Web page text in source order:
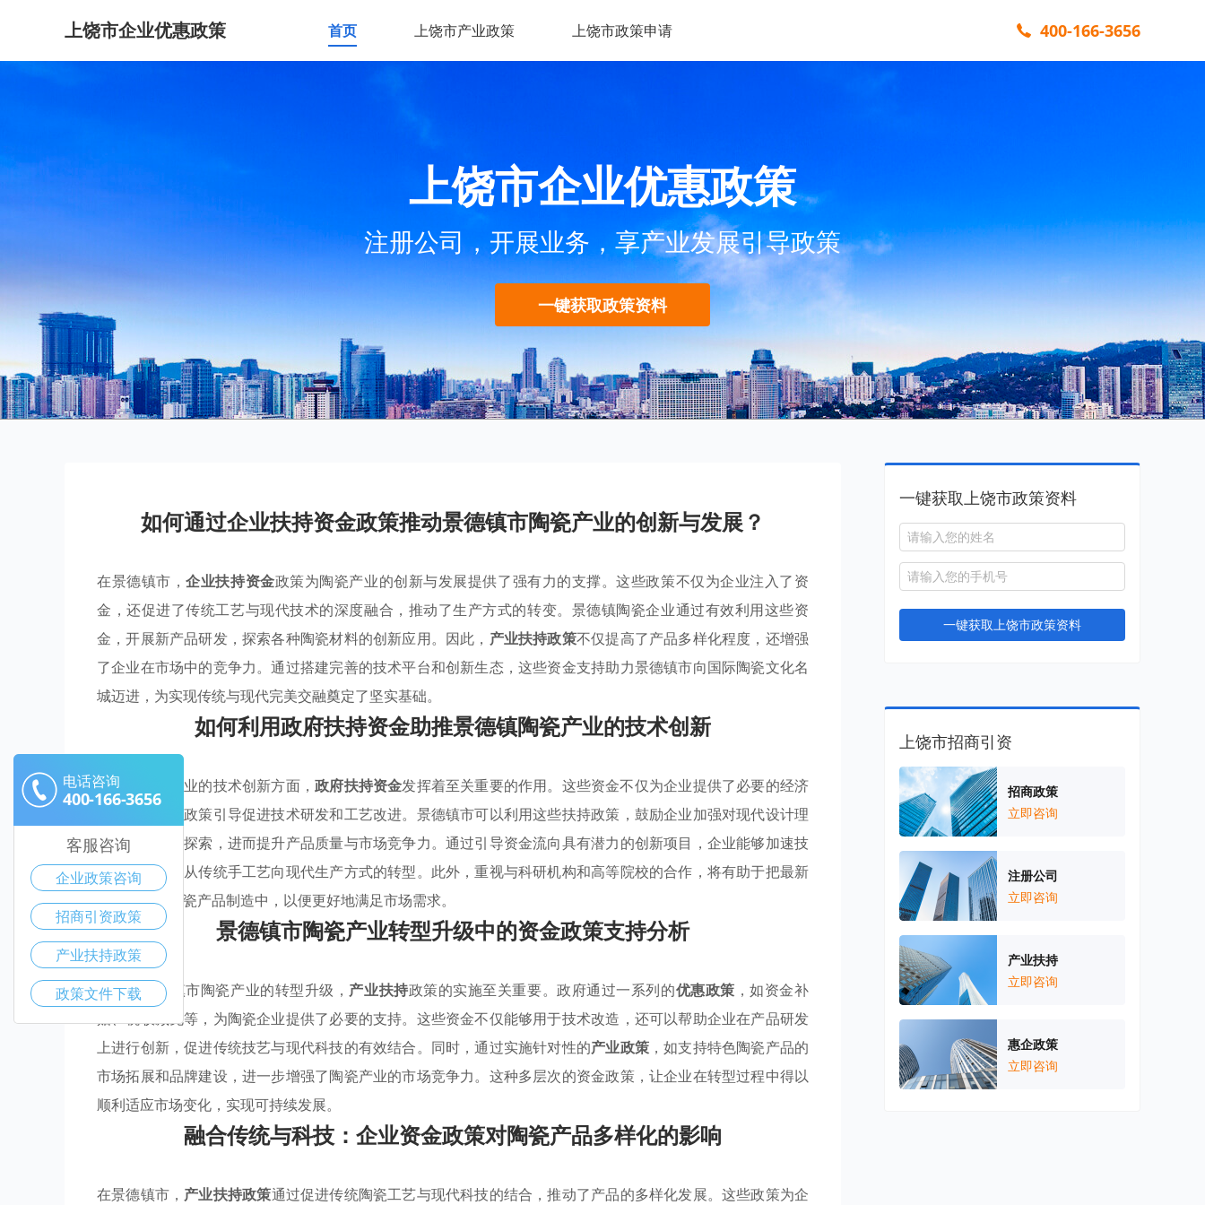
上饶市企业优惠政策 首页 上饶市产业政策 上饶市政策申请 400-166-3656
上饶市企业优惠政策
注册公司，开展业务，享产业发展引导政策
一键获取政策资料
如何通过企业扶持资金政策推动景德镇市陶瓷产业的创新与发展？
在景德镇市，企业扶持资金政策为陶瓷产业的创新与发展提供了强有力的支撑。这些政策不仅为企业注入了资
金，还促进了传统工艺与现代技术的深度融合，推动了生产方式的转变。景德镇陶瓷企业通过有效利用这些资
金，开展新产品研发，探索各种陶瓷材料的创新应用。因此， 产业扶持政策不仅提高了产品多样化程度，还增强
了企业在市场中的竞争力。通过搭建完善的技术平台和创新生态，这些资金支持助力景德镇市向国际陶瓷文化名
城迈进，为实现传统与现代完美交融奠定了坚实基础。
如何利用政府扶持资金助推景德镇陶瓷产业的技术创新
在推动陶瓷行业的技术创新方面，政府扶持资金发挥着至关重要的作用。这些资金不仅为企业提供了必要的经济
支持，还通过政策引导促进技术研发和工艺改进。景德镇市可以利用这些扶持政策，鼓励企业加强对现代设计理
念和新材料的探索，进而提升产品质量与市场竞争力。通过引导资金流向具有潜力的创新项目，企业能够加速技
术迭代，实现从传统手工艺向现代生产方式的转型。此外，重视与科研机构和高等院校的合作，将有助于把最新
科技应用于陶瓷产品制造中，以便更好地满足市场需求。
景德镇市陶瓷产业转型升级中的资金政策支持分析
为推动景德镇市陶瓷产业的转型升级， 产业扶持政策的实施至关重要。政府通过一系列的优惠政策 ，如资金补
贴、税收减免等，为陶瓷企业提供了必要的支持。这些资金不仅能够用于技术改造，还可以帮助企业在产品研发
上进行创新，促进传统技艺与现代科技的有效结合。同时，通过实施针对性的产业政策，如支持特色陶瓷产品的
市场拓展和品牌建设，进一步增强了陶瓷产业的市场竞争力。这种多层次的资金政策，让企业在转型过程中得以
顺利适应市场变化，实现可持续发展。
融合传统与科技：企业资金政策对陶瓷产品多样化的影响
在景德镇市， 产业扶持政策通过促进传统陶瓷工艺与现代科技的结合，推动了产品的多样化发展。这些政策为企
一键获取上饶市政策资料
一键获取上饶市政策资料
上饶市招商引资
招商政策
立即咨询
注册公司
立即咨询
产业扶持
立即咨询
惠企政策
立即咨询
电话咨询
400-166-3656
客服咨询
企业政策咨询
招商引资政策
产业扶持政策
政策文件下载